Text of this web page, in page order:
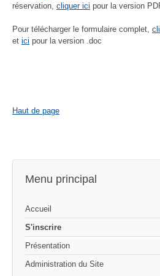
réservation, cliquer ici pour la version
Pour télécharger le formulaire complet,
et ici pour la version .doc
Haut de page
Menu principal
Accueil
S'inscrire
Présentation
Administration du Site